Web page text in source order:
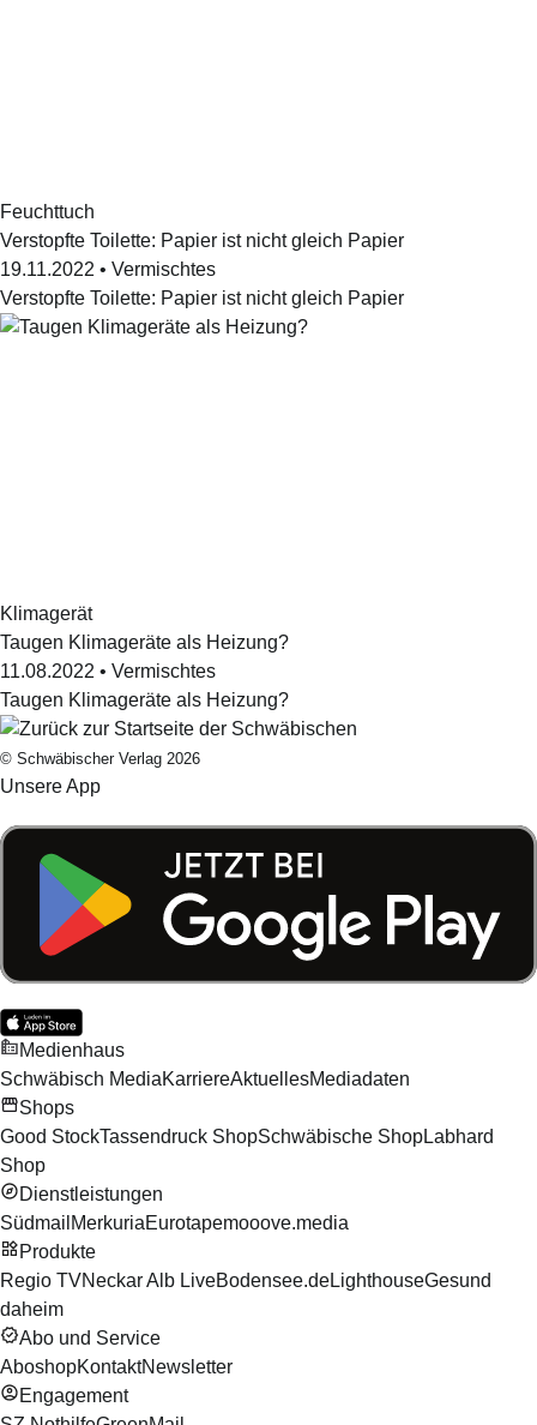
Feuchttuch
Verstopfte Toilette: Papier ist nicht gleich Papier
19.11.2022 • Vermischtes
Verstopfte Toilette: Papier ist nicht gleich Papier
Klimagerät
Taugen Klimageräte als Heizung?
11.08.2022 • Vermischtes
Taugen Klimageräte als Heizung?
© Schwäbischer Verlag 2026
Unsere App
Medienhaus
Schwäbisch MediaKarriereAktuellesMediadaten
Shops
Good StockTassendruck ShopSchwäbische ShopLabhard
Shop
Dienstleistungen
Südmail MerkuriaEurotapemooove.media
Produkte
Regio TVNeckar Alb LiveBodensee.deLighthouseGesund
daheim
Abo und Service
AboshopKontaktNewsletter
Engagement